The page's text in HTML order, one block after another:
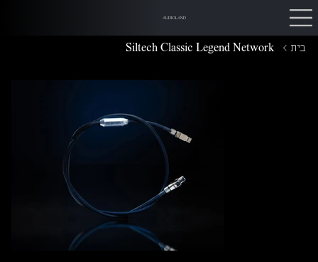
AUDIOLAND
בית >
Siltech Classic Legend Network